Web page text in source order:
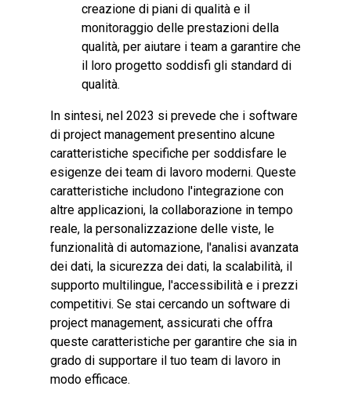
creazione di piani di qualità e il
monitoraggio delle prestazioni della
qualità, per aiutare i team a garantire che
il loro progetto soddisfi gli standard di
qualità.
In sintesi, nel 2023 si prevede che i software
di project management presentino alcune
caratteristiche specifiche per soddisfare le
esigenze dei team di lavoro moderni. Queste
caratteristiche includono l'integrazione con
altre applicazioni, la collaborazione in tempo
reale, la personalizzazione delle viste, le
funzionalità di automazione, l'analisi avanzata
dei dati, la sicurezza dei dati, la scalabilità, il
supporto multilingue, l'accessibilità e i prezzi
competitivi. Se stai cercando un software di
project management, assicurati che offra
queste caratteristiche per garantire che sia in
grado di supportare il tuo team di lavoro in
modo efficace.